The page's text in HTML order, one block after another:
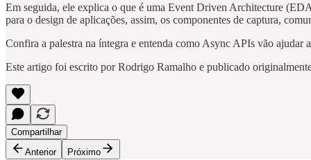
Em seguida, ele explica o que é uma Event Driven Architecture
para o design de aplicações, assim, os componentes de captura,
Confira a palestra na íntegra e entenda como Async APIs vão ajudar
Este artigo foi escrito por Rodrigo Ramalho e publicado
Compartilhar
Anterior
Próximo